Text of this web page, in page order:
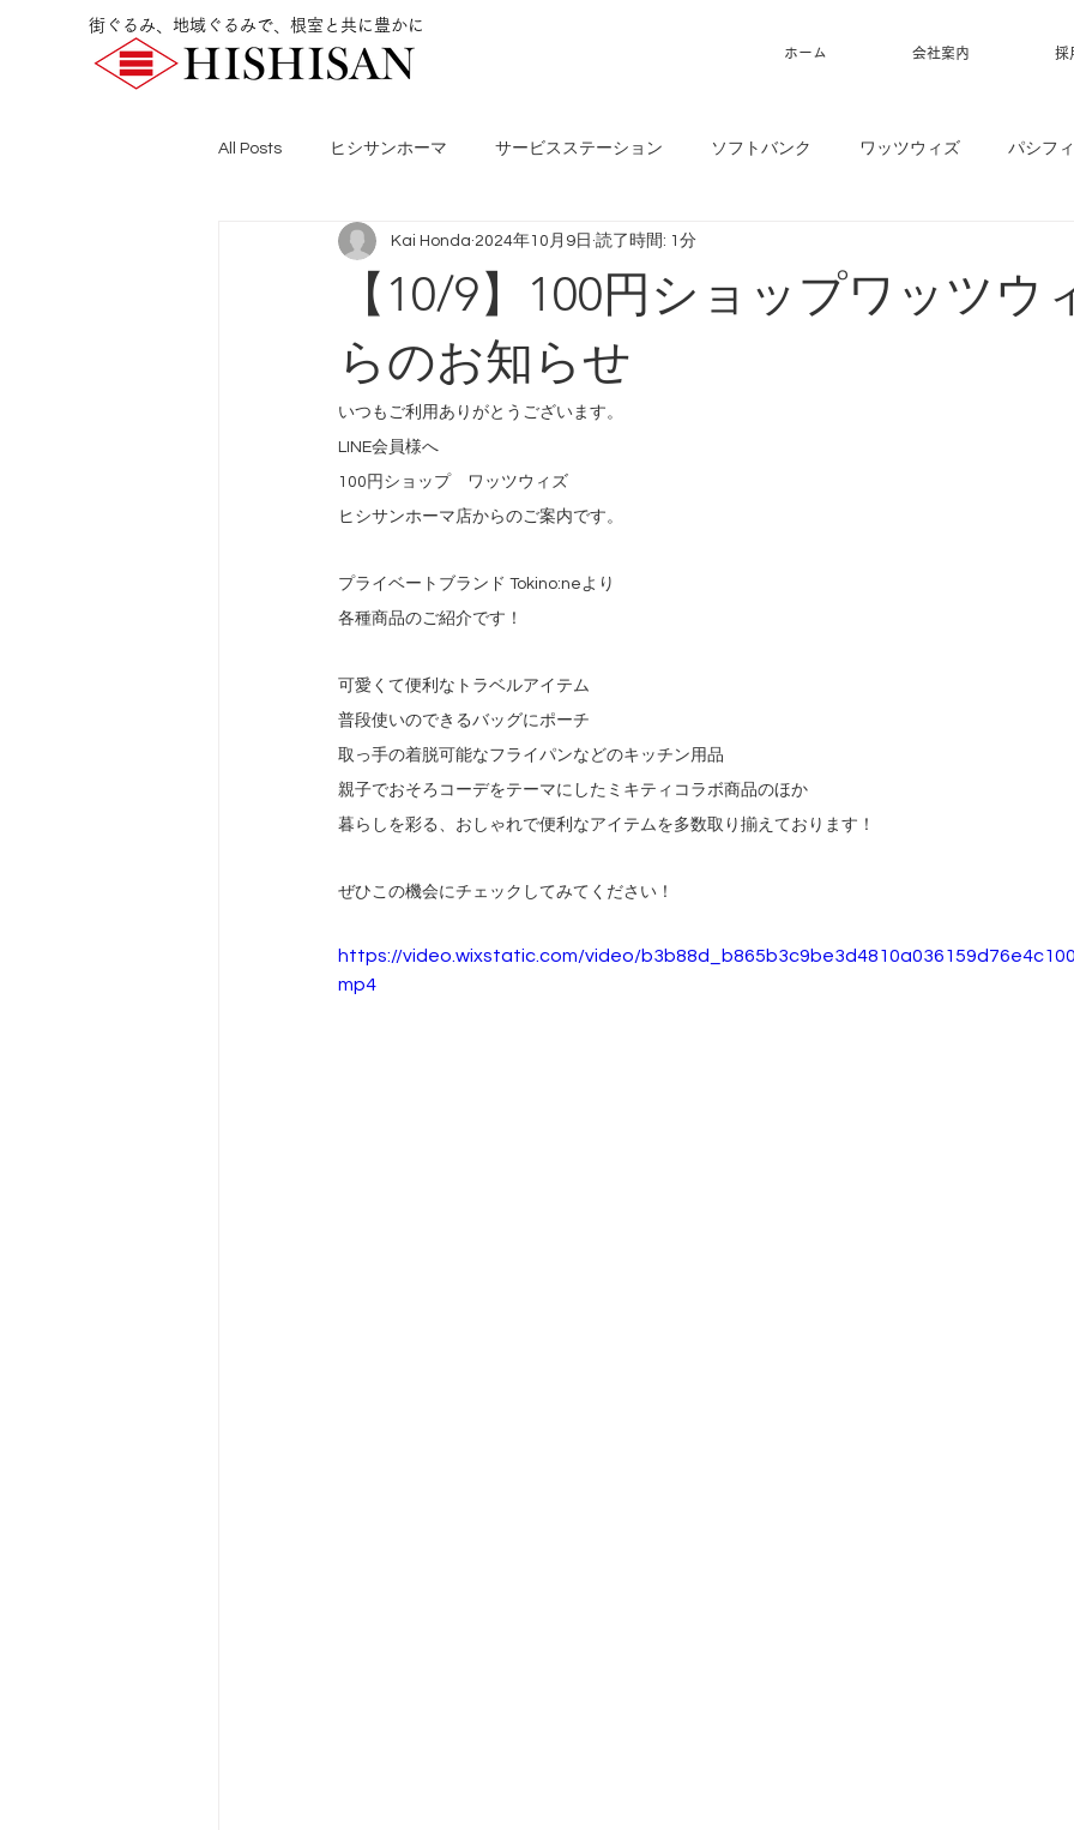
街ぐるみ、地域ぐるみで、根室と共に豊かに
ホーム 会社案内 採
All Posts ヒシサンホーマ サービスステーション ソフトバンク ワッツウィズ パシフ
【10/9】100円ショップワッツウ
らのお知らせ
Kai Honda 2024年10月9日 読了時間: 1分
いつもご利用ありがとうございます。
LINE会員様へ
100円ショップ　ワッツウィズ
ヒシサンホーマ店からのご案内です。
プライベートブランド Tokino:neより
各種商品のご紹介です！
可愛くて便利なトラベルアイテム
普段使いのできるバッグにポーチ
取っ手の着脱可能なフライパンなどのキッチン用品
親子でおそろコーデをテーマにしたミキティコラボ商品のほか
暮らしを彩る、おしゃれで便利なアイテムを多数取り揃えております！
ぜひこの機会にチェックしてみてください！
https://video.wixstatic.com/video/
mp4